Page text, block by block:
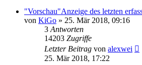
"Vorschau"Anzeige des letzten
von KiGo » 25. Mär 2018, 09:16
3 Antworten
14203 Zugriffe
Letzter Beitrag von alexwei
25. Mär 2018, 17:22